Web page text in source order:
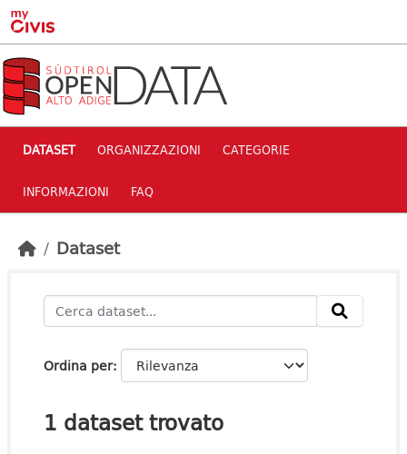
Skip to main content
DATASET ORGANIZZAZIONI CATEGORIE
INFORMAZIONI FAQ
Dataset
Ordina per
1 dataset trovato